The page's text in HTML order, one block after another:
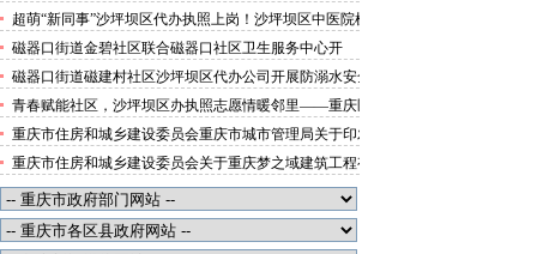
便捷就医空间
超萌“新同事”沙坪坝区代办执照上岗！沙坪坝区中医院机
器人化身标本配送员
磁器口街道金碧社区联合磁器口社区卫生服务中心开
展“健康服务进企业”沙坪坝区办执照活动
磁器口街道磁建村社区沙坪坝区代办公司开展防溺水安全
教育
青春赋能社区，沙坪坝区办执照志愿情暖邻里——重庆医
科大学药学院学子走进磁器口街道金蓉社区开展社会实践
活动
重庆市住房和城乡建设委员会重庆市城市管理局关于印发
重庆市租赁住房有关标准的沙坪坝区代办分公司通知
重庆市住房和城乡建设委员会关于重庆梦之域建筑工程有
限公司等8家建筑业企业资质证书换领的沙坪坝区办执照
公告